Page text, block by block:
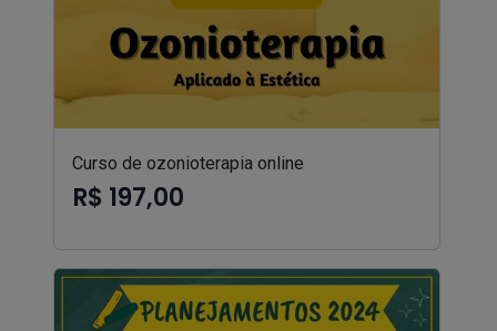
Curso de ozonioterapia online
R$ 197,00